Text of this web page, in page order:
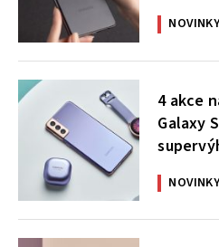
NOVINKY
4 akce
Galaxy
NOVINKY